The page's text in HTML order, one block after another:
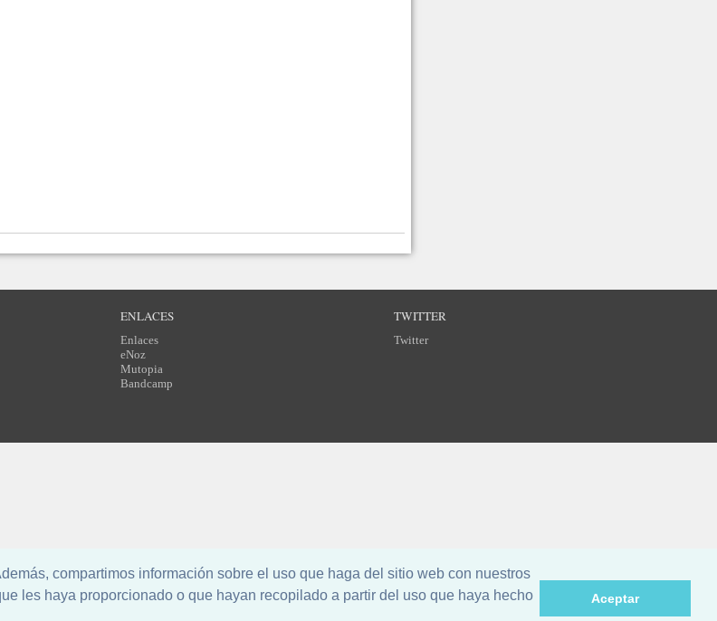
compartimos información sobre el uso que haga del sitio web con nuestros
les haya proporcionado o que hayan recopilado a partir del uso que haya hecho
Aceptar
ENLACES
Enlaces
eNoz
Mutopia
Bandcamp
TWITTER
Twitter